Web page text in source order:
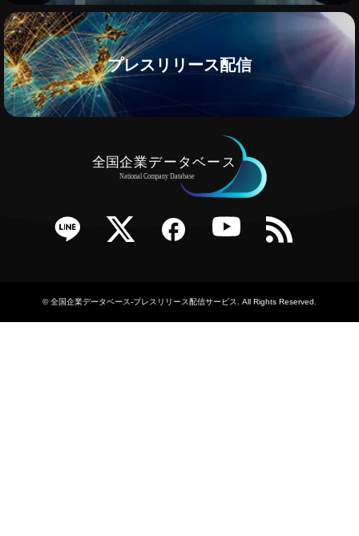
プレスリリース配信
Twitter Facebook YouTube RSS
©全国企業データベース-プレスリリース配信サービス . All Rights Reserved.